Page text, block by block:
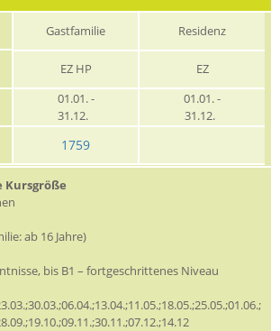
Gastfamilie Residenz
EZ HP
EZ
01.01. -
31.12.
01.01. -
31.12.
1759
ab 16 Jahre)
bis B1 – fortgeschrittenes Niveau